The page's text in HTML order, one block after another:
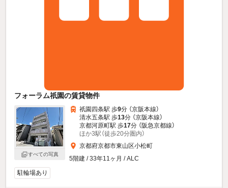
フォーラム祇園の賃貸物件
すべての写真
祇園四条駅 歩9分 （京阪本線）
清水五条駅 歩13分 （京阪本線）
京都河原町駅 歩17分 （阪急京都線）
ほか3駅（徒歩20分圏内）
京都府京都市東山区小松町
5階建 / 33年11ヶ月 / ALC
駐輪場あり